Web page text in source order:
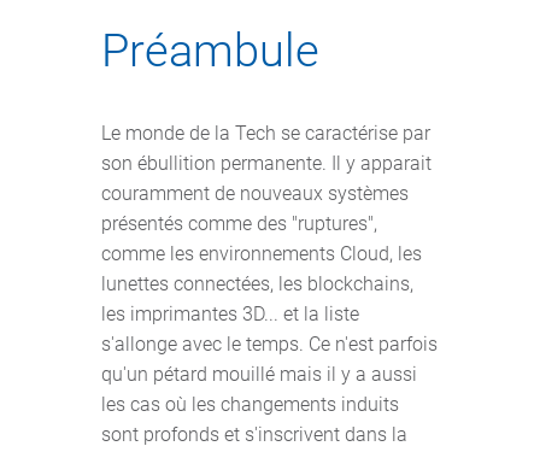
Préambule
Le monde de la Tech se caractérise par
son ébullition permanente. Il y apparait
couramment de nouveaux systèmes
présentés comme des "ruptures",
comme les environnements Cloud, les
lunettes connectées, les blockchains,
les imprimantes 3D... et la liste
s'allonge avec le temps. Ce n'est parfois
qu'un pétard mouillé mais il y a aussi
les cas où les changements induits
sont profonds et s'inscrivent dans la